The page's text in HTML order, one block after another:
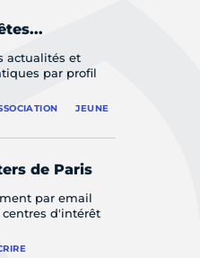
actualités et
par profil
JEUNE
de Paris
par email
d'intérêt